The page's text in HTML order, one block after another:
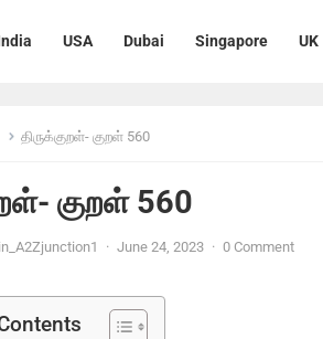
USA Dubai Singapore UK
திருக்குறள்- குறள் 560
குறள் 560
· June 24, 2023 · 0 Comment